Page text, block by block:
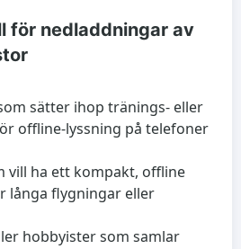
för nedladdningar av
sätter ihop tränings- eller
offline-lyssning på telefoner
vill ha ett kompakt, offline
långa flygningar eller
hobbyister som samlar